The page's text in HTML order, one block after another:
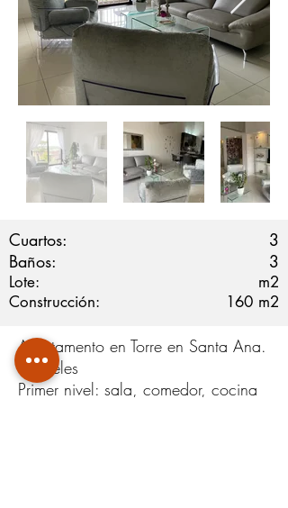
Cuartos:
Baños:
Lote:
Construcción:
3
3
160
m2
m2
Apartamento en Torre en Santa Ana.
2 niveles
Primer nivel: sala, comedor, cocina